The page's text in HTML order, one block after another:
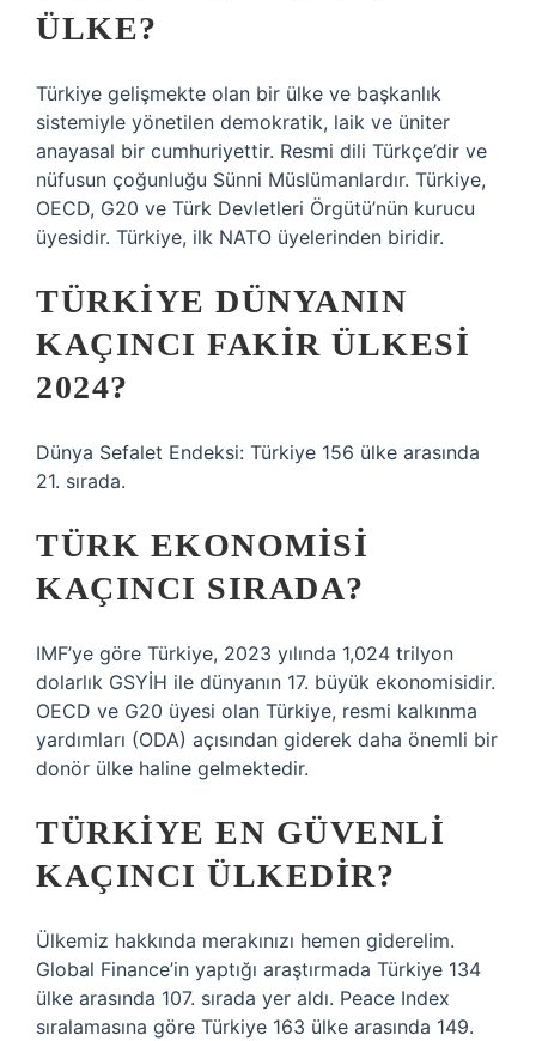
ÜLKE?
Türkiye gelişmekte olan bir ülke ve başkanlık
sistemiyle yönetilen demokratik, laik ve üniter
anayasal bir cumhuriyettir. Resmi dili Türkçe’dir ve
nüfusun çoğunluğu Sünni Müslümanlardır. Türkiye,
OECD, G20 ve Türk Devletleri Örgütü’nün kurucu
üyesidir. Türkiye, ilk NATO üyelerinden biridir.
TÜRKIYE DÜNYANIN
KAÇINCI FAKIR ÜLKESI
2024?
Dünya Sefalet Endeksi: Türkiye 156 ülke arasında
21. sırada.
TÜRK EKONOMISI
KAÇINCI SIRADA?
IMF’ye göre Türkiye, 2023 yılında 1,024 trilyon
dolarlık GSYİH ile dünyanın 17. büyük ekonomisidir.
OECD ve G20 üyesi olan Türkiye, resmi kalkınma
yardımları (ODA) açısından giderek daha önemli bir
donör ülke haline gelmektedir.
TÜRKIYE EN GÜVENLI
KAÇINCI ÜLKEDIR?
Ülkemiz hakkında merakınızı hemen giderelim.
Global Finance’in yaptığı araştırmada Türkiye 134
ülke arasında 107. sırada yer aldı. Peace Index
sıralamasına göre Türkiye 163 ülke arasında 149.